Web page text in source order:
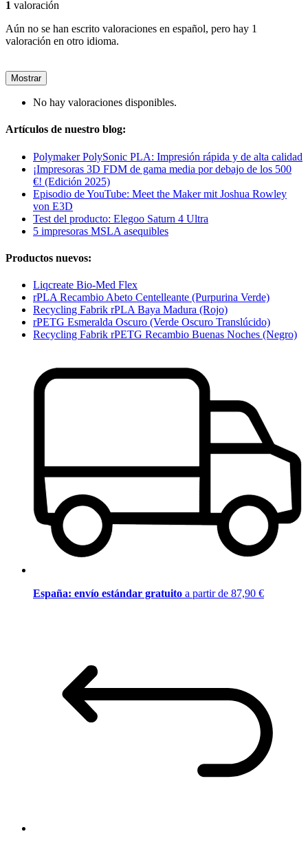
1 valoración
Aún no se han escrito valoraciones en español, pero hay 1
valoración en otro idioma.
Mostrar
No hay valoraciones disponibles.
Artículos de nuestro blog:
Polymaker PolySonic PLA: Impresión rápida y de alta calidad
¡Impresoras 3D FDM de gama media por debajo de los 500
€! (Edición 2025)
Episodio de YouTube: Meet the Maker mit Joshua Rowley
von E3D
Test del producto: Elegoo Saturn 4 Ultra
5 impresoras MSLA asequibles
Productos nuevos:
Liqcreate Bio-Med Flex
rPLA Recambio Abeto Centelleante (Purpurina Verde)
Recycling Fabrik rPLA Baya Madura (Rojo)
rPETG Esmeralda Oscuro (Verde Oscuro Translúcido)
Recycling Fabrik rPETG Recambio Buenas Noches (Negro)
España: envío estándar gratuito a partir de 87,90 €